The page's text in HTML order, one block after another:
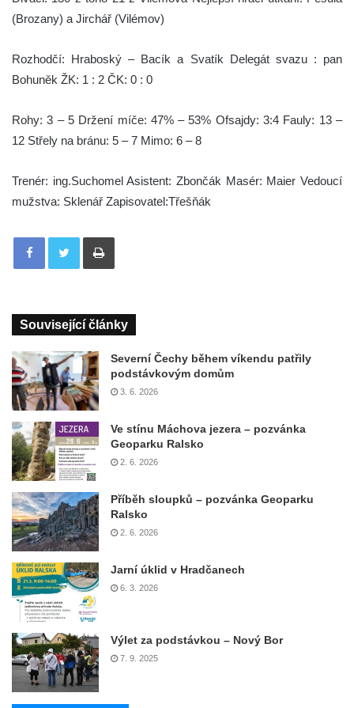
(Brozany) a Jirchář (Vilémov)
Rozhodčí: Hraboský – Bacík a Svatík Delegát svazu : pan
Bohuněk ŽK: 1 : 2 ČK: 0 : 0
Rohy: 3 – 5 Držení míče: 47% – 53% Ofsajdy: 3:4 Fauly: 13 –
12 Střely na bránu: 5 – 7 Mimo: 6 – 8
Trenér: ing.Suchomel Asistent: Zbončák Masér: Maier Vedoucí
mužstva: Sklenář Zapisovatel:Třešňák
Tisknout
Související články
Severní Čechy během víkendu patřily
podstávkovým domům
3. 6. 2026
Ve stínu Máchova jezera – pozvánka
Geoparku Ralsko
2. 6. 2026
Příběh sloupků – pozvánka Geoparku
Ralsko
2. 6. 2026
Jarní úklid v Hradčanech
6. 3. 2026
Výlet za podstávkou – Nový Bor
7. 9. 2025